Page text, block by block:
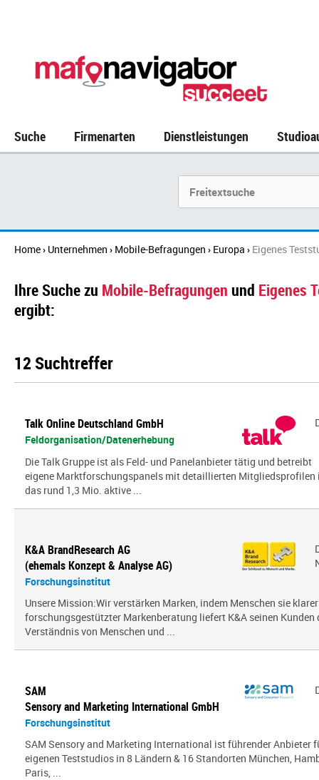
Suche Firmenarten Dienstleistungen
Home› Unternehmen › Mobile-Befragungen › Europa › Eigenes
Ihre Suche zu Mobile-Befragungen und Eigenes
ergibt:
12 Suchtreffer
Talk Online Deutschland GmbH
Feldorganisation/Datenerhebung
Die Talk Gruppe ist als Feld- und Panelanbieter tätig und betreibt
eigene Marktforschungspanels mit detaillierten Mitgliedsprofilen
das rund 1,3 Mio. aktive ...
K&A BrandResearch AG
(ehemals Konzept & Analyse AG)
Forschungsinstitut
Unsere Mission:Wir verstärken Marken, indem Menschen sie
forschungsgestützter Markenberatung liefert K&A seinen Kunden
Verständnis von Menschen und ...
SAM
Sensory and Marketing International GmbH
Forschungsinstitut
SAM Sensory and Marketing International ist führender Anbieter
eigenen Teststudios in 8 Ländern & 16 Standorten München,
Paris, ...